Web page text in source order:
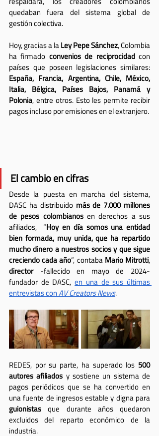
quedaban fuera del sistema global de
gestión colectiva.
Hoy, gracias a la Ley Pepe Sánchez, Colombia
ha firmado convenios de reciprocidad con
España, Francia, Argentina, Chile, México,
Italia, Bélgica, Países Bajos, Panamá y
Polonia, entre otros. Esto les permite recibir
pagos incluso por emisiones en el extranjero.
El cambio en cifras
Desde la puesta en marcha del sistema,
DASC ha distribuido más de 7.000 millones
de pesos colombianos en derechos a sus
afiliados,  “Hoy en día somos una entidad
bien formada, muy unida, que ha repartido
mucho dinero a nuestros socios y que sigue
creciendo cada año”, contaba Mario Mitrotti
director -fallecido en mayo de 2024-
fundador de DASC, en una de sus últimas
entrevistas con AV Creators News.
REDES, por su parte, ha superado los 500
autores afiliados y sostiene un sistema de
pagos periódicos que se ha convertido en
guionistas que durante años quedaron
excluidos del reparto económico de la
industria.